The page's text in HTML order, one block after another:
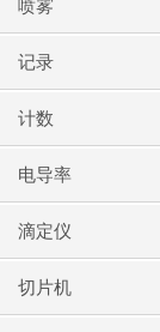
喷雾
记录
计数
电导率
滴定仪
切片机